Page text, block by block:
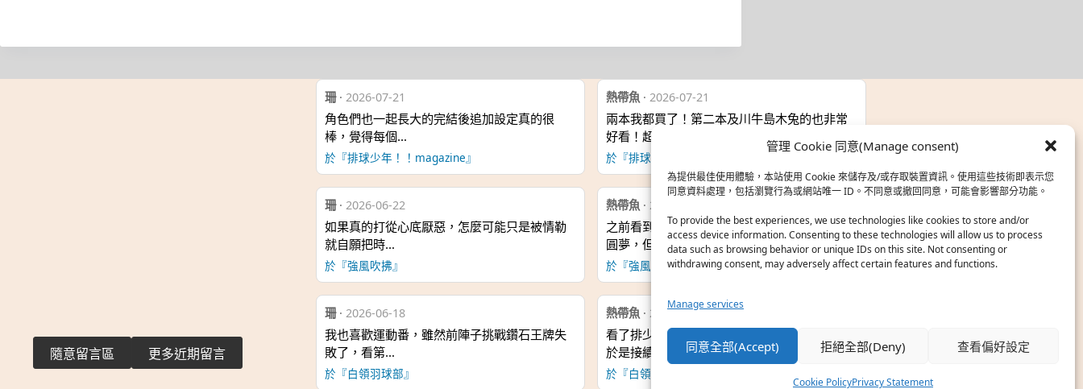
管理 Cookie 同意(Manage consent)
為提供最佳使用體驗，本站使用 Cookie 來儲存及/或存取裝置資訊。使用這些技術即表示您
同意資料處理，包括瀏覽行為或網站唯一 ID。不同意或撤回同意，可能會影響部分功能。
To provide the best experiences, we use technologies like cookies to store and/or
access device information. Consenting to these technologies will allow us to process
data such as browsing behavior or unique IDs on this site. Not consenting or
withdrawing consent, may adversely affect certain features and functions.
Manage services
同意全部(Accept) 拒絕全部(Deny) 查看偏好設定
Cookie PolicyPrivacy Statement
隨意留言區 更多近期留言
珊· 2026-07-21
角色們也一起長大的完結後追加設定真的很
棒，覺得每個…
於『排球少年！！magazine』
熱帶魚 · 2026-07-21
兩本我都買了！第二本及川牛島木兔的也非常
好看！超級…
於『排球少年！！magazine』
珊· 2026-06-22
如果真的打從心底厭惡，怎麼可能只是被情勒
就自願把時…
於『強風吹拂』
熱帶魚 · 2026-06-22
之前看到網路上有人說灰二自私情勒大家陪他
圓夢，但真…
於『強風吹拂』
珊· 2026-06-18
我也喜歡運動番，雖然前陣子挑戰鑽石王牌失
敗了，看第…
於『白領羽球部』
熱帶魚 · 2026-06-18
看了排少、強風吹拂，依然還是很喜歡運動番
於是接續著…
於『白領羽球部』